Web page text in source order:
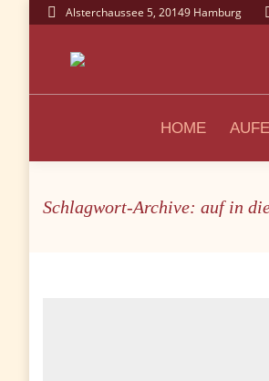
Alsterchaussee 5, 20149 Hamburg
HOME
Schlagwort-Archive: auf in
Sie befinden sich hier: